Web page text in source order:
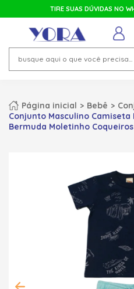
TIRE SUAS DÚVIDAS NO
Página inicial Bebê
Conjunto Masculino Camiseta
Bermuda Moletinho